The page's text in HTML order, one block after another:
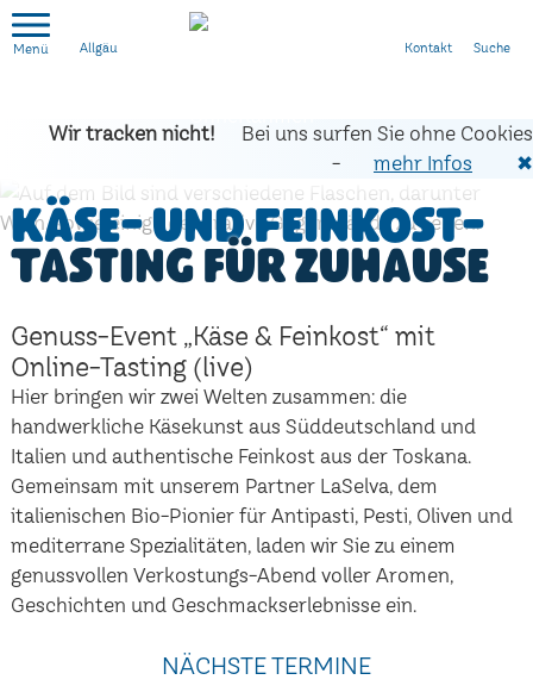
Allgäu
Wir tracken nicht!
Bei uns surfen Sie ohne Cookies
-
mehr Infos ✖
Käse- und Feinkost-
Tasting für zuhause
Genuss-Event „Käse & Feinkost“ mit
Online-Tasting (live)
Hier bringen wir zwei Welten zusammen: die
handwerkliche Käsekunst aus Süddeutschland und
Italien und authentische Feinkost aus der Toskana.
Gemeinsam mit unserem Partner LaSelva, dem
italienischen Bio-Pionier für Antipasti, Pesti, Oliven und
mediterrane Spezialitäten, laden wir Sie zu einem
genussvollen Verkostungs-Abend voller Aromen,
Geschichten und Geschmackserlebnisse ein.
NÄCHSTE TERMINE